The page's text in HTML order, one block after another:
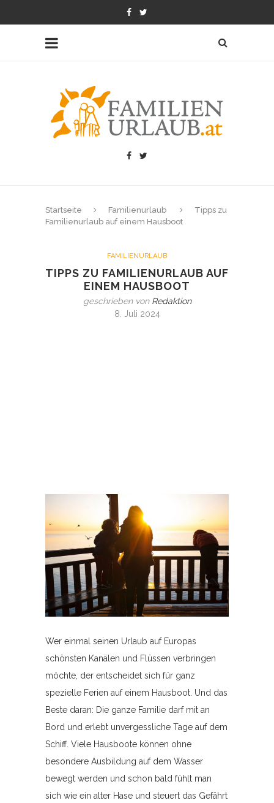
Startseite Familienurlaub
Tipps zu
Familienurlaub auf einem Hausboot
FAMILIENURLAUB
TIPPS ZU FAMILIENURLAUB AUF
EINEM HAUSBOOT
geschrieben von Redaktion
8. Juli 2024
Wer einmal seinen Urlaub auf Europas
schönsten Kanälen und Flüssen verbringen
möchte, der entscheidet sich für ganz
spezielle Ferien auf einem Hausboot. Und das
Beste daran: Die ganze Familie darf mit an
Bord und erlebt unvergessliche Tage auf dem
Schiff. Viele Hausboote können ohne
besondere Ausbildung auf dem Wasser
bewegt werden und schon bald fühlt man
sich wie ein alter Hase und steuert das Gefährt